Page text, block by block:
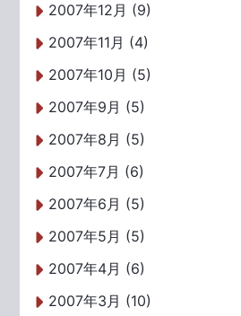
2007年12月 (9)
2007年11月 (4)
2007年10月 (5)
2007年9月 (5)
2007年8月 (5)
2007年7月 (6)
2007年6月 (5)
2007年5月 (5)
2007年4月 (6)
2007年3月 (10)